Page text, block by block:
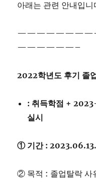
아래는 관련 안내입니
——————–
2022학년도 후기 졸
: 취득학점 +
실시
① 기간 :
② 목적 : 졸업탈락 사